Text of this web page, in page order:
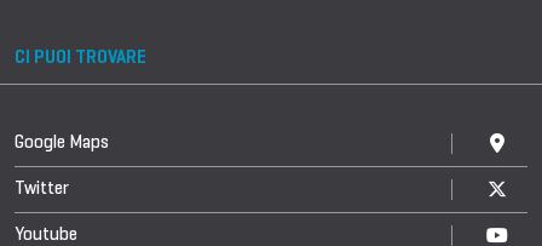
CI PUOI TROVARE
Google Maps
Twitter
Youtube